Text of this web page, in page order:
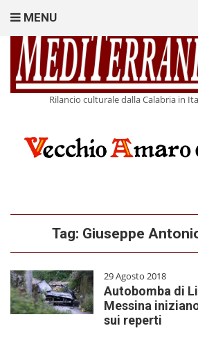
Rilancio culturale dalla Calabria in
MENU
Tag: Giuseppe
29 Agosto 2018
Autobomba di
Messina
sui reperti